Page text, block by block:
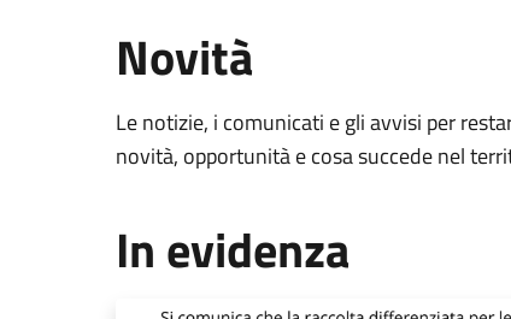
Novità
Le notizie, i comunicati e gli avvisi per
novità, opportunità e cosa succede nel
In evidenza